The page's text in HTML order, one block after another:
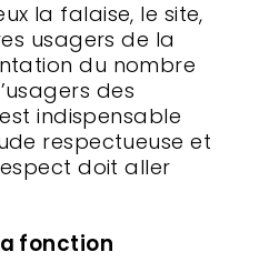
la falaise, le site,
usagers de la
du nombre
des
indispensable
respectueuse et
doit aller
fonction